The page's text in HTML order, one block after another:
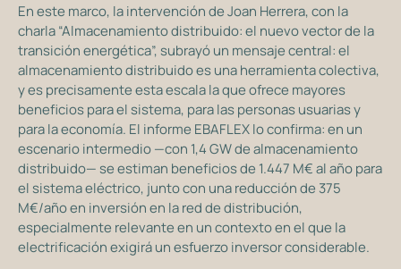
En este marco, la intervención de Joan Herrera, con la
charla “Almacenamiento distribuido: el nuevo vector de la
transición energética”, subrayó un mensaje central: el
almacenamiento distribuido es una herramienta colectiva,
y es precisamente esta escala la que ofrece mayores
beneficios para el sistema, para las personas usuarias y
para la economía. El informe EBAFLEX lo confirma: en un
escenario intermedio —con 1,4 GW de almacenamiento
distribuido— se estiman beneficios de 1.447 M€ al año para
el sistema eléctrico, junto con una reducción de 375
M€/año en inversión en la red de distribución,
especialmente relevante en un contexto en el que la
electrificación exigirá un esfuerzo inversor considerable.